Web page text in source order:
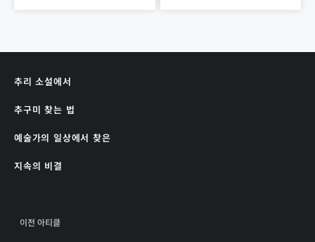
추리 소설에서
추구미 찾는 법
예술가의 일상에서 찾은
지속의 비결
이전 아티클